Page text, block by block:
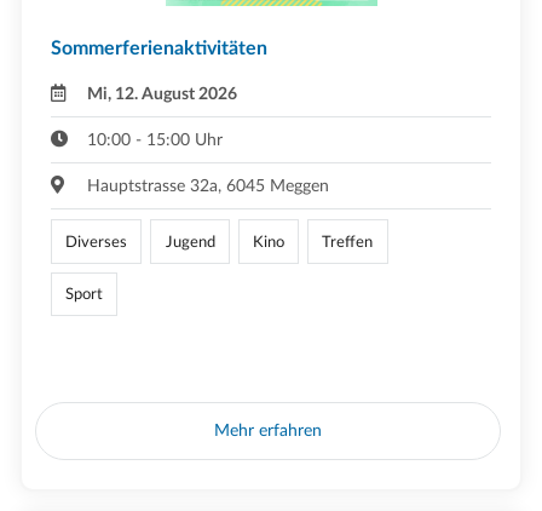
Sommerferienaktivitäten
Mi, 12. August 2026
10:00 - 15:00 Uhr
Hauptstrasse 32a, 6045 Meggen
Diverses Jugend Kino Treffen
Sport
Mehr erfahren